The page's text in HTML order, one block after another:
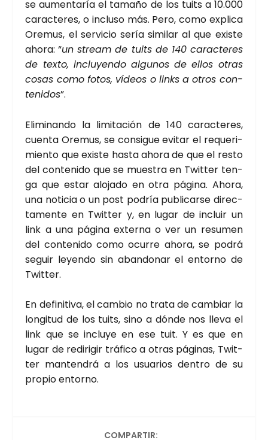
se aumen­ta­ría el tama­ño de los tuits a 10.000
carac­te­res, o inclu­so más. Pero, como expli­ca
Ore­mus, el ser­vi­cio sería simi­lar al que exis­te
aho­ra: “un stream de tuits de 140 carac­te­res
de tex­to, inclu­yen­do algu­nos de ellos otras
cosas como fotos, vídeos o links a otros con­
te­ni­dos”.
Eli­mi­nan­do la limi­ta­ción de 140 carac­te­res,
cuen­ta Ore­mus, se con­si­gue evi­tar el reque­ri­
mien­to que exis­te has­ta aho­ra de que el res­to
del con­te­ni­do que se mues­tra en Twit­ter ten­
ga que estar alo­ja­do en otra pági­na. Aho­ra,
una noti­cia o un post podría publi­car­se direc­
ta­men­te en Twit­ter y, en lugar de incluir un
link a una pági­na exter­na o ver un resu­men
del con­te­ni­do como ocu­rre aho­ra, se podrá
seguir leyen­do sin aban­do­nar el entorno de
Twit­ter.
En defi­ni­ti­va, el cam­bio no tra­ta de cam­biar la
lon­gi­tud de los tuits, sino a dón­de nos lle­va el
link que se inclu­ye en ese tuit. Y es que en
lugar de redi­ri­gir trá­fi­co a otras pági­nas, Twit­
ter man­ten­drá a los usua­rios den­tro de su
pro­pio entorno.
COMPARTIR: